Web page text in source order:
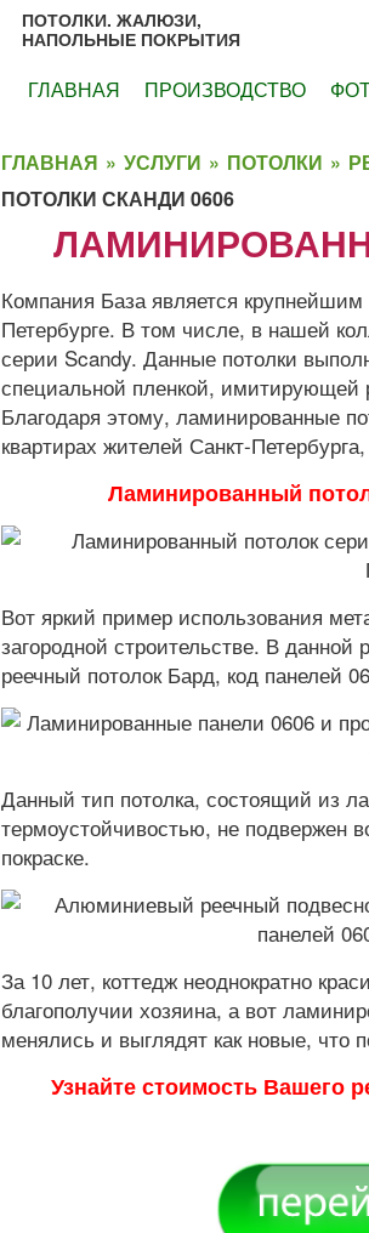
ПОТОЛКИ. ЖАЛЮЗИ,
НАПОЛЬНЫЕ ПОКРЫТИЯ
ГЛАВНАЯ ПРОИЗВОДСТВО
ГЛАВНАЯ » УСЛУГИ » ПОТОЛКИ »
ПОТОЛКИ СКАНДИ 0606
Компания База является
Петербурге. В том числе, в нашей
серии Scandy. Данные потолки
специальной пленкой, имитирующей
Благодаря этому, ламинированные
квартирах жителей Санкт-
Ламинированный
Вот яркий пример использования
загородной строительстве. В
реечный потолок Бард, код панелей
Данный тип потолка, состоящий из
термоустойчивостью, не подвержен
покраске.
За 10 лет, коттедж неоднократно
благополучии хозяина, а вот
менялись и выглядят как новые, что
Узнайте стоимость Вашего